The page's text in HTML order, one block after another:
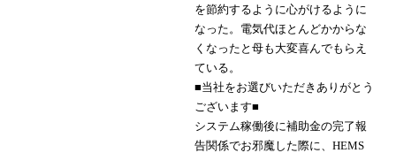
を節約するように心がけるように
なった。電気代ほとんどかからな
くなったと母も大変喜んでもらえ
ている。
■当社をお選びいただきありがとう
ございます■
システム稼働後に補助金の完了報
告関係でお邪魔した際に、HEMS